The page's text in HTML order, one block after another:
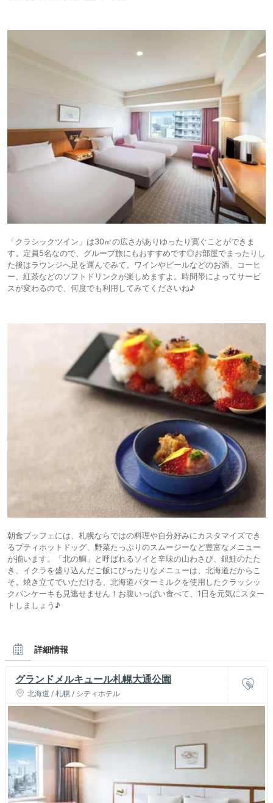
「クラシックツイン」は30㎡の広さがありゆったり寛ぐことができま
す。定員5名なので、グループ旅にもおすすめです◎お部屋でまったりし
た後はラウンジへ足を運んでみて。ワインやビールなどのお酒、コーヒ
ー、紅茶などのソフトドリンクが楽しめますよ。時間帯によってサービ
スが変わるので、何度でも利用してみてくださいね♪
朝食ブッフェには、札幌ならではの料理や自分好みにカスタマイズでき
るプティホットドッグ、野菜たっぷりのスムージーなど豊富なメニュー
が揃います。「北の鯛」と呼ばれるソイと辛味の山わさび、銀鮭のたた
き、イクラを盛り込んだご飯にぴったりなメニューは、北海道だからこ
そ。焼き立てでいただける、北海道バターミルクを使用したクラッシッ
クパンケーキも見逃せません！お腹いっぱい食べて、1日を元気にスター
トしましょう♪
詳細情報
グランドメルキュール札幌大通公園
北海道 / 札幌 / シティホテル